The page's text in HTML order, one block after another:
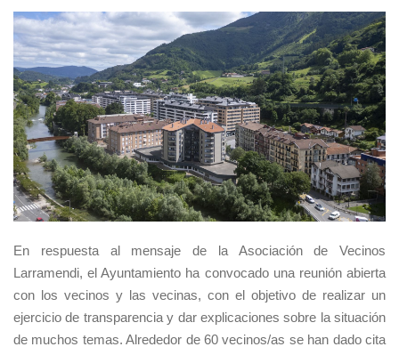
En respuesta al mensaje de la Asociación de Vecinos
Larramendi, el Ayuntamiento ha convocado una reunión abierta
con los vecinos y las vecinas, con el objetivo de realizar un
ejercicio de transparencia y dar explicaciones sobre la situación
de muchos temas. Alrededor de 60 vecinos/as se han dado cita